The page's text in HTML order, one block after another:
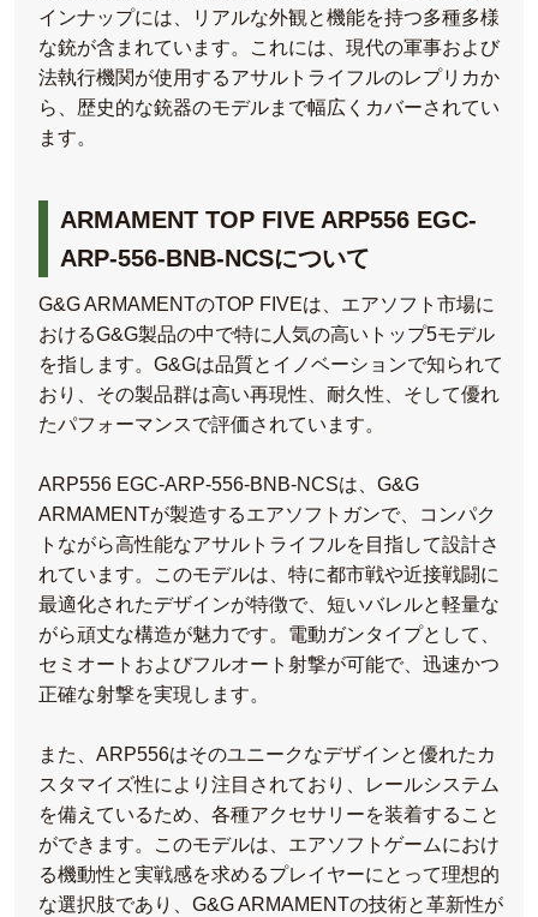
インナップには、リアルな外観と機能を持つ多種多様
な銃が含まれています。これには、現代の軍事および
法執行機関が使用するアサルトライフルのレプリカか
ら、歴史的な銃器のモデルまで幅広くカバーされてい
ます。
ARMAMENT TOP FIVE ARP556 EGC-
ARP-556-BNB-NCSについて
G&G ARMAMENTのTOP FIVEは、エアソフト市場に
おけるG&G製品の中で特に人気の高いトップ5モデル
を指します。G&Gは品質とイノベーションで知られて
おり、その製品群は高い再現性、耐久性、そして優れ
たパフォーマンスで評価されています。
ARP556 EGC-ARP-556-BNB-NCSは、G&G
ARMAMENTが製造するエアソフトガンで、コンパク
トながら高性能なアサルトライフルを目指して設計さ
れています。このモデルは、特に都市戦や近接戦闘に
最適化されたデザインが特徴で、短いバレルと軽量な
がら頑丈な構造が魅力です。電動ガンタイプとして、
セミオートおよびフルオート射撃が可能で、迅速かつ
正確な射撃を実現します。
また、ARP556はそのユニークなデザインと優れたカ
スタマイズ性により注目されており、レールシステム
を備えているため、各種アクセサリーを装着すること
ができます。このモデルは、エアソフトゲームにおけ
る機動性と実戦感を求めるプレイヤーにとって理想的
な選択肢であり、G&G ARMAMENTの技術と革新性が